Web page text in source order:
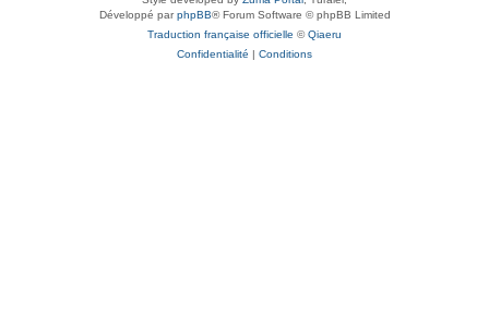
Développé parphpBB® Forum Software © phpBB Limited
Traduction française officielle ©Qiaeru
Confidentialité | Conditions